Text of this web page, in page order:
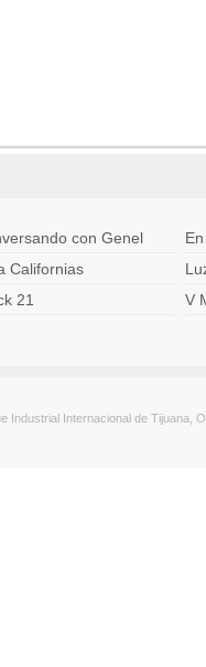
con Genel
Californias
21
V
Industrial Internacional de Tijuana,